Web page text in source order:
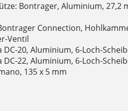
Bontrager, Aluminium, 27,2
Connection,
Ventil
DC-20, Aluminium, 6-Loch-
DC-22, Aluminium, 6-Loch-
135 x 5 mm